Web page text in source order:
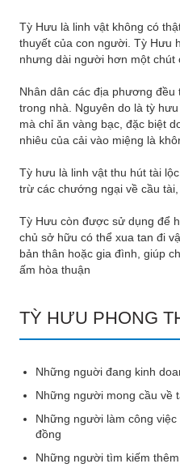
Tỳ Hưu là linh vật không có
thuyết của con người. Tỳ Hưu
nhưng dài người hơn một chút
Nhân dân các địa phương
trong nhà. Nguyên do là tỳ
mà chỉ ăn vàng bạc, đặc biệt
nhiêu của cải vào miệng là
Tỳ hưu là linh vật thu hút tài
trừ các chướng ngại về cầu
Tỳ Hưu còn được sử dụng để
chủ sở hữu có thể xua tan đi
bản thân hoặc gia đình, giúp
ấm hòa thuận
TỲ HƯU PHONG
Những nguời đang kinh
Những người mong cầu về
Những người làm công
đồng
Những người tìm kiếm